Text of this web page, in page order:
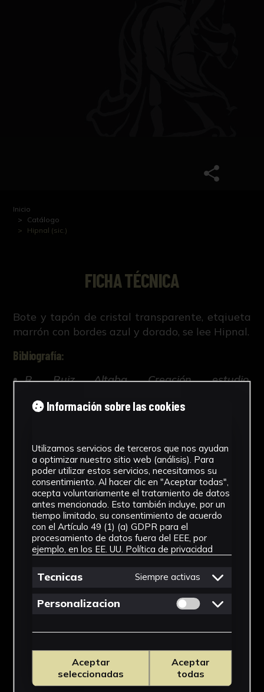
Inicio
Catálogo
Hipnal (sic.)
FICHA TÉCNICA
Bote y tapón de cristal transparente, etqiueta
marrón con bordes azul y dorado, se lee Hipnal.
Bibliografía:
R. Ruiz Altaba, Creación, estudio,
histórico-científica de la Facultad de
Leer más
NºCatálogo
Cronología
Ubicación
Información sobre las cookies
Utilizamos servicios de terceros que nos ayudan
a optimizar nuestro sitio web (análisis). Para
poder utilizar estos servicios, necesitamos su
consentimiento. Al hacer clic en "Aceptar todas",
acepta voluntariamente el tratamiento de datos
antes mencionado. Esto también incluye, por un
tiempo limitado, su consentimiento de acuerdo
con el Artículo 49 (1) (a) GDPR para el
procesamiento de datos fuera del EEE, por
ejemplo, en los EE. UU. Política de privacidad
Tecnicas Siempre activas
Personalizacion Permitir cookies
Aceptar
seleccionadas
Aceptar
todas